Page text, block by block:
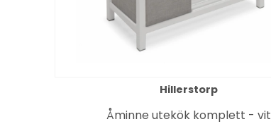
Hillerstorp
Åminne utekök komplett - vit